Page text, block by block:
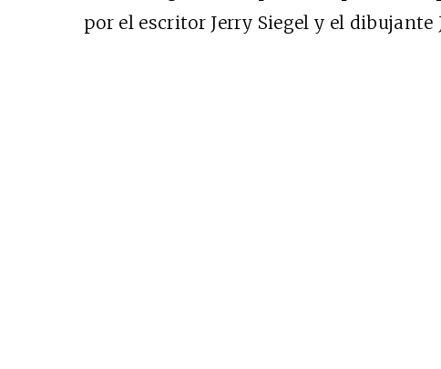
por el escritor Jerry Siegel y el dibujante